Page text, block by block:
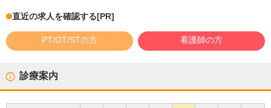
直近の求人を確認する[PR]
PT/OT/STの方 看護師の方
診療案内